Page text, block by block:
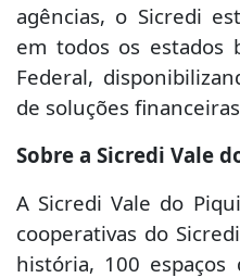
agências, o Sicredi
em todos os estados
Federal,
de soluções
Sobre a Sicredi Vale
A Sicredi Vale do
cooperativas do
história, 100